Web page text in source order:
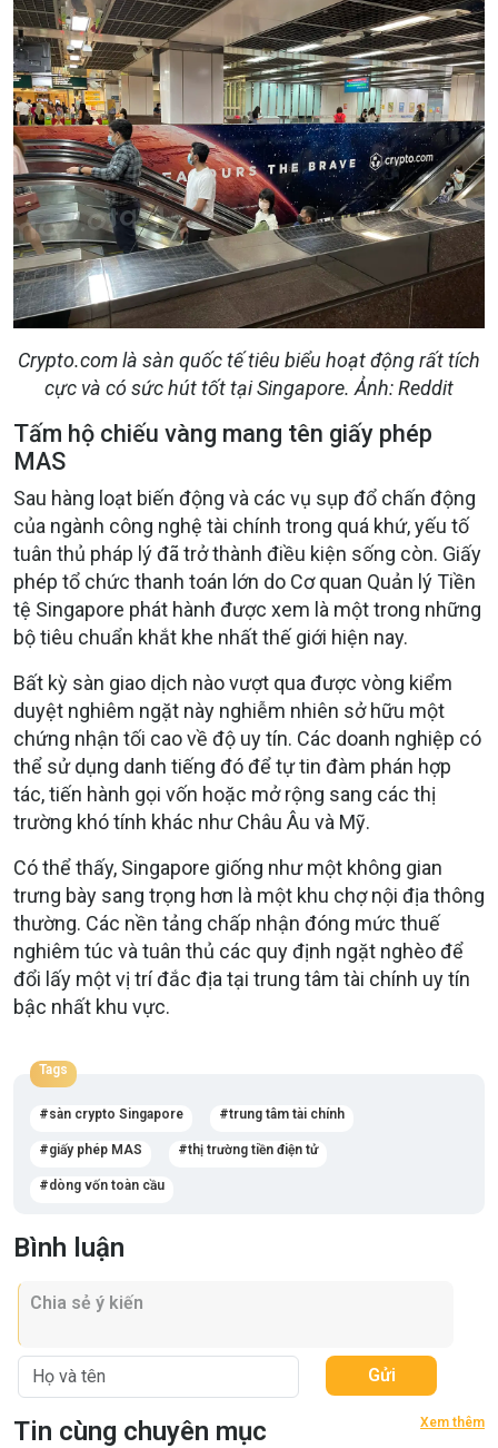
Crypto.com là sàn quốc tế tiêu biểu hoạt động rất tích
cực và có sức hút tốt tại Singapore. Ảnh: Reddit
Tấm hộ chiếu vàng mang tên giấy phép
MAS
Sau hàng loạt biến động và các vụ sụp đổ chấn động
của ngành công nghệ tài chính trong quá khứ, yếu tố
tuân thủ pháp lý đã trở thành điều kiện sống còn. Giấy
phép tổ chức thanh toán lớn do Cơ quan Quản lý Tiền
tệ Singapore phát hành được xem là một trong những
bộ tiêu chuẩn khắt khe nhất thế giới hiện nay.
Bất kỳ sàn giao dịch nào vượt qua được vòng kiểm
duyệt nghiêm ngặt này nghiễm nhiên sở hữu một
chứng nhận tối cao về độ uy tín. Các doanh nghiệp có
thể sử dụng danh tiếng đó để tự tin đàm phán hợp
tác, tiến hành gọi vốn hoặc mở rộng sang các thị
trường khó tính khác như Châu Âu và Mỹ.
Có thể thấy, Singapore giống như một không gian
trưng bày sang trọng hơn là một khu chợ nội địa thông
thường. Các nền tảng chấp nhận đóng mức thuế
nghiêm túc và tuân thủ các quy định ngặt nghèo để
đổi lấy một vị trí đắc địa tại trung tâm tài chính uy tín
bậc nhất khu vực.
Tags
sàn crypto Singapore trung tâm tài chính
giấy phép MAS thị trường tiền điện tử
dòng vốn toàn cầu
Bình luận
Gửi
Tin cùng chuyên mục Xem thêm